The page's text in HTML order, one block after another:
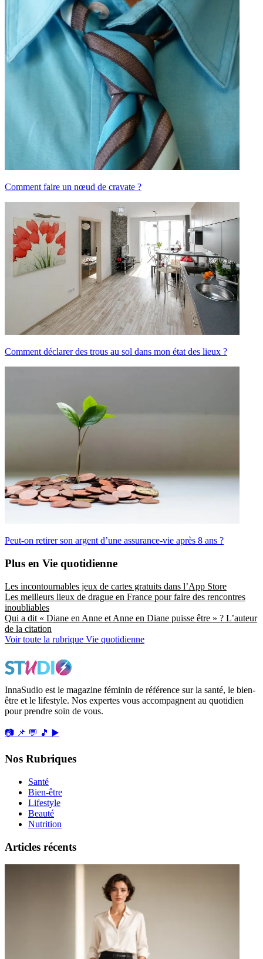
Comment faire un nœud de cravate ?
Comment déclarer des trous au sol dans mon état des lieux ?
Peut-on retirer son argent d’une assurance-vie après 8 ans ?
Plus en Vie quotidienne
Les incontournables jeux de cartes gratuits dans l’App Store
Les meilleurs lieux de drague en France pour faire des rencontres
inoubliables
Qui a dit « Diane en Anne et Anne en Diane puisse être » ? L’auteur
de la citation
Voir toute la rubrique Vie quotidienne
InnaSudio est le magazine féminin de référence sur la santé, le bien-
être et le lifestyle. Nos expertes vous accompagnent au quotidien
pour prendre soin de vous.
📷 📌 💬 🎵 ▶️
Nos Rubriques
Santé
Bien-être
Lifestyle
Beauté
Nutrition
Articles récents